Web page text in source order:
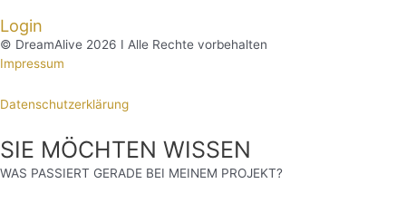
Login
© DreamAlive 2026 I Alle Rechte vorbehalten
Impressum
Datenschutzerklärung
SIE MÖCHTEN WISSEN
WAS PASSIERT GERADE BEI MEINEM PROJEKT?